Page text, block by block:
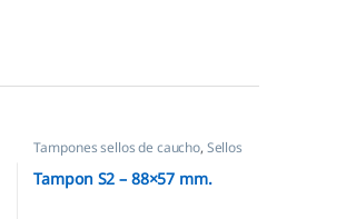
Tampones sellos de caucho, Sellos
empresas
Tampon S2 – 88×57 mm.